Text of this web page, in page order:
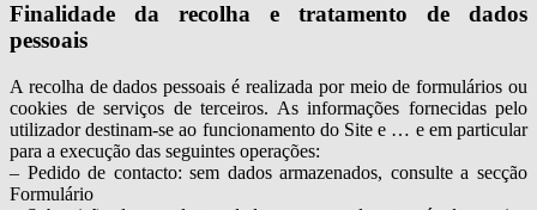
Finalidade da recolha e tratamento de dados
pessoais
A recolha de dados pessoais é realizada por meio de formulários ou
cookies de serviços de terceiros. As informações fornecidas pelo
utilizador destinam-se ao funcionamento do Site e … e em particular
para a execução das seguintes operações:
– Pedido de contacto: sem dados armazenados, consulte a secção
Formulário